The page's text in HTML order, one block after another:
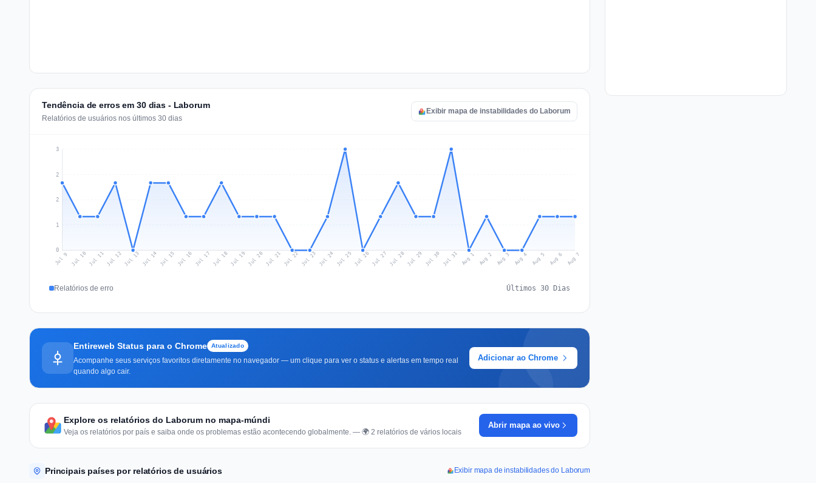
Tendência de erros em 30 dias - Laborum
Relatórios de usuários nos últimos 30 dias
Exibir mapa de instabilidades do Laborum
0
1
2
2
3
Jul 9 Jul 10 Jul 11Jul 12Jul 13 Jul 14 Jul 15 Jul 16 Jul 17 Jul 18Jul 19 Jul 20 Jul 21 Jul 22 Jul 23 Jul 24 Jul 25 Jul 26Jul 27 Jul 28Jul 29 Jul 30 Jul 31 Aug 1 Aug 2 Aug 3 Aug 4 Aug 5 Aug 6 Aug 7
Relatórios de erro Últimos 30 Dias
Entireweb Status para o Chrome Atualizado
Acompanhe seus serviços favoritos diretamente no navegador — um clique para ver o status e alertas em tempo real
quando algo cair.
Adicionar ao Chrome
Explore os relatórios do Laborum no mapa-múndi
Veja os relatórios por país e saiba onde os problemas estão acontecendo globalmente. — 🌍 2 relatórios de vários locais
Abrir mapa ao vivo
Principais países por relatórios de usuários Exibir mapa de instabilidades do Laborum